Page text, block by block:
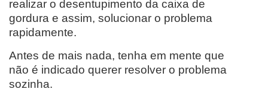
realizar o desentupimento da caixa de
gordura e assim, solucionar o problema
rapidamente.
Antes de mais nada, tenha em mente que
não é indicado querer resolver o problema
sozinha.